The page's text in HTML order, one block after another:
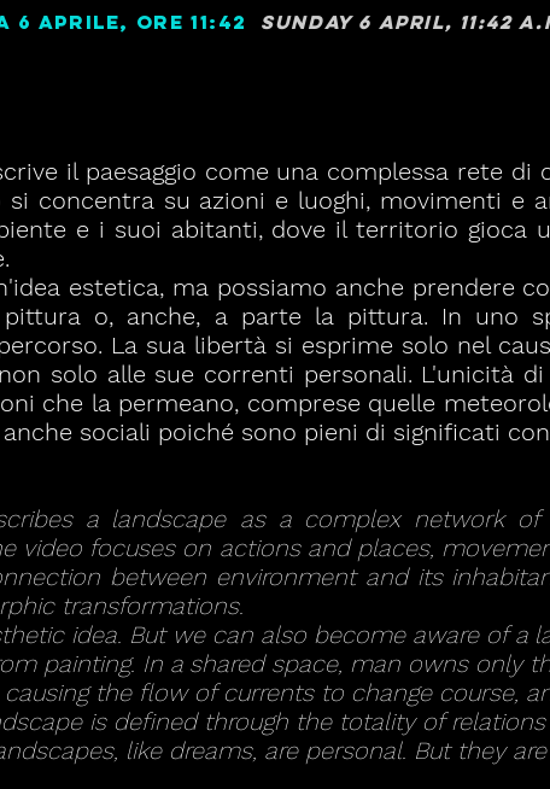
6 Aprile, ore 11:42 Sunday 6 april, 11:42
il paesaggio come una complessa rete di
concentra su azioni e luoghi, movimenti e
e i suoi abitanti, dove il territorio gioca
estetica, ma possiamo anche prendere
o, anche, a parte la pittura. In uno
La sua libertà si esprime solo nel
solo alle sue correnti personali. L'unicità
che la permeano, comprese quelle
sociali poiché sono pieni di significati
a landscape as a complex network
video focuses on actions and places,
between environment and its
transformations.
idea. But we can also become aware of a
painting. In a shared space, man owns only
the flow of currents to change course,
is defined through the totality of
like dreams, are personal. But they